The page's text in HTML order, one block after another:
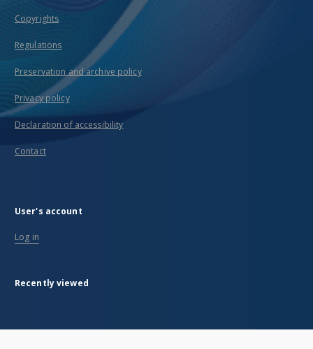
Copyrights
Regulations
Preservation and archive policy
Privacy policy
Declaration of accessibility
Contact
User's account
Log in
Recently viewed